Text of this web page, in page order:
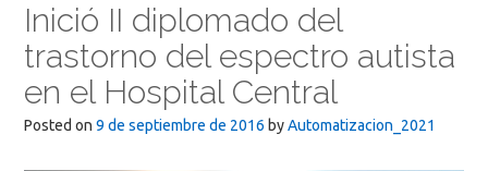
Inició II diplomado del
trastorno del espectro autista
en el Hospital Central
Posted on 9 de septiembre de 2016 byAutomatizacion_2021